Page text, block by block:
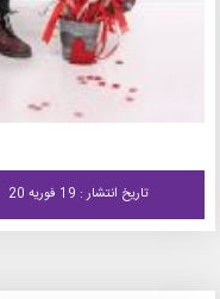
تاریخ انتشار : 19 فوریه 20